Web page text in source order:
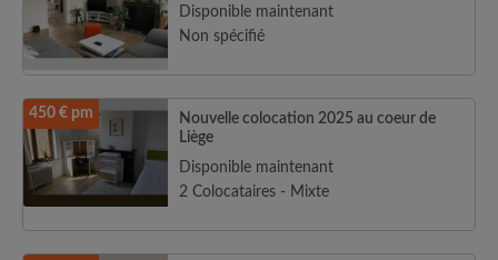
Disponible maintenant
Non spécifié
450 € pm
Nouvelle colocation 2025 au coeur de
Liège
Disponible maintenant
2 Colocataires - Mixte